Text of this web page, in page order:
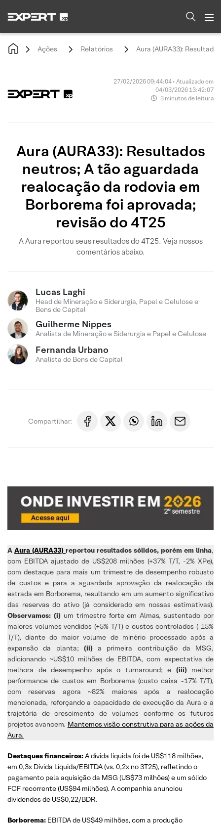
Ações Relatórios Aura (AURA33):
27/02/2026 09:44:04 • Atualizado em
04/03/2026 13:42:07
3 minutos de leitura
Aura (AURA33): Resultados
neutros; A tão aguardada
realocação da rodovia em
Borborema foi aprovada;
revisão do 4T25
A Aura reportou seus resultados do 4T25. Veja nossos
comentários abaixo.
Lucas Laghi
Head de Mineração e Siderurgia, Papel e Celulose e
Bens de Capital
Guilherme Nippes
Analista de Mineração e Siderurgia e Papel e Celulose
Fernanda Urbano
Analista de Bens de Capital
Compartilhar:
A Aura (AURA33) reportou resultados sólidos, porém em linha,
com EBITDA ajustado de US$208 milhões (+37% T/T, -2% XPe),
com destaque para mais um trimestre de desempenho robusto
de custos e para a aguardada aprovação da realocação da
estrada em Borborema, resultando em um aumento significativo
das reservas do ativo (já considerado em nossas estimativas).
Observamos: (i)um trimestre forte em Almas, sustentado por
maiores volumes vendidos (+5% T/T) e custos controlados (-15%
T/T), diante do maior volume de minério processado após a
expansão da planta; (ii)a primeira contribuição da MSG,
adicionando ~US$10 milhões de EBITDA, com expectativa de
melhora de desempenho após o turnaround; e (iii)melhor
performance de custos em Borborema (custo caixa -17% T/T),
com reservas agora ~82% maiores após a realocação
mencionada, reforçando a capacidade de execução da Aura e a
trajetória de crescimento de volumes conforme os futuros
projetos avancem. Mantemos visão construtiva para as ações da
Aura.
Destaques financeiros:A dívida líquida foi de US$118 milhões,
em 0,3x Dívida Líquida/EBITDA (vs. 0,2x no 3T25), refletindo o
pagamento pela aquisição da MSG (US$73 milhões) e um sólido
FCF recorrente (US$94 milhões). A companhia anunciou
dividendos de US$0,22/BDR.
Borborema: EBITDA de US$49 milhões, com a produção